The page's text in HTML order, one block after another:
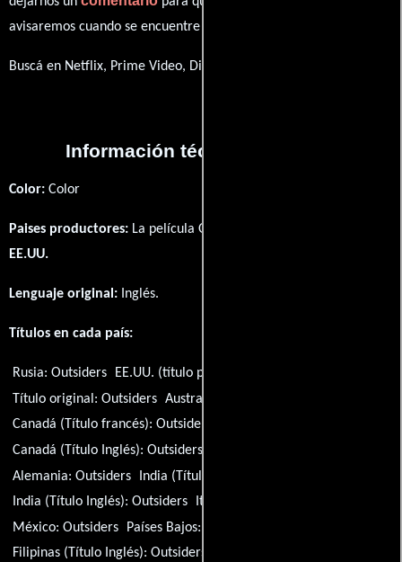
avisaremos cuando se encuentre disponible
Buscá en Netflix, Prime Video, Disney+
Información técnica y general
Color: Color
Paises productores: La película Outsiders fué producida en
EE.UU.
Lenguaje original: Inglés.
Títulos en cada país:
Rusia:Outsiders EE.UU. (título provisional):
Título original:Outsiders Australia:
Canadá (Título francés):Outsiders
Canadá (Título Inglés):Outsiders
Alemania:Outsiders India (Título hindi):
India (Título Inglés):Outsiders Italia:
México:Outsiders Países Bajos:
Filipinas (Título Inglés):Outsiders